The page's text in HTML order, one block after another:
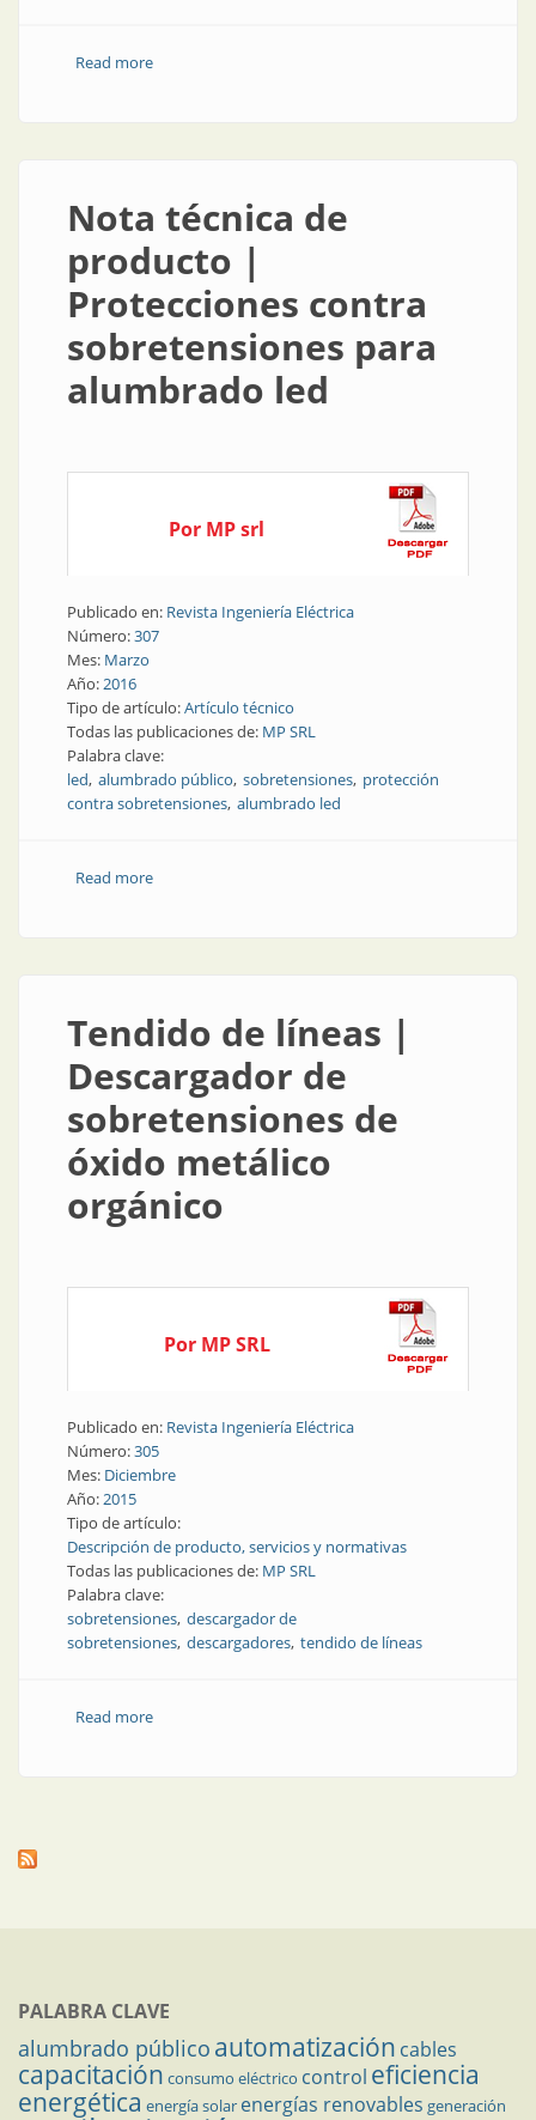
Read moreabout Aisladores y descargadores de sobretension
Nota técnica de
producto |
Protecciones contra
sobretensiones para
alumbrado led
Por MP srl
Publicado en: Revista Ingeniería Eléctrica
Número:307
Mes: Marzo
Año:2016
Tipo de artículo:Artículo técnico
Todas las publicaciones de: MP SRL
Palabra clave:
led alumbrado público sobretensiones protección
contra sobretensiones alumbrado led
Read moreabout Nota técnica de producto | Protecciones
Tendido de líneas |
Descargador de
sobretensiones de
óxido metálico
orgánico
Por MP SRL
Publicado en: Revista Ingeniería Eléctrica
Número:305
Mes: Diciembre
Año:2015
Tipo de artículo:
Descripción de producto, servicios y normativas
Todas las publicaciones de: MP SRL
Palabra clave:
sobretensiones descargador de
sobretensiones descargadores tendido de líneas
Read moreabout Tendido de líneas | Descargador de
PALABRA CLAVE
alumbrado público automatización cables
capacitación consumo eléctrico control eficiencia
energética energía solar energías renovables generación